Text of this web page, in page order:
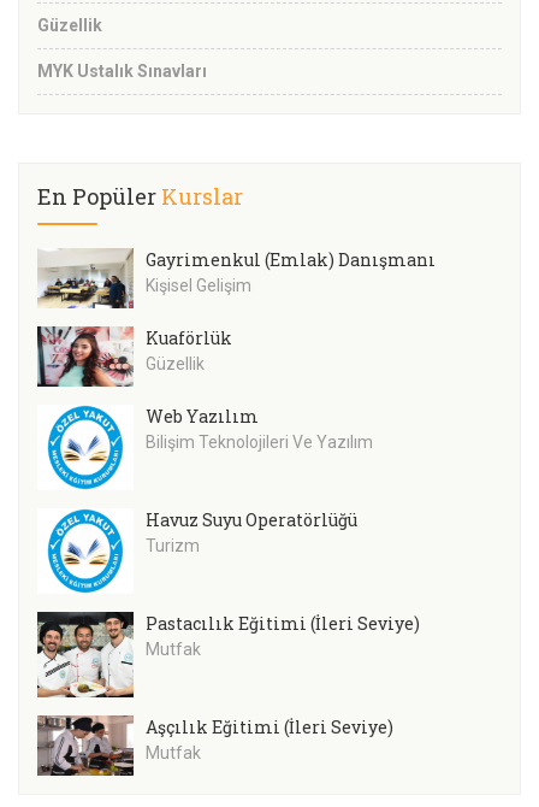
Güzellik
MYK Ustalık Sınavları
En Popüler Kurslar
Gayrimenkul (Emlak) Danışmanı
Kişisel Gelişim
Kuaförlük
Güzellik
Web Yazılım
Bilişim Teknolojileri Ve Yazılım
Havuz Suyu Operatörlüğü
Turizm
Pastacılık Eğitimi (İleri Seviye)
Mutfak
Aşçılık Eğitimi (İleri Seviye)
Mutfak